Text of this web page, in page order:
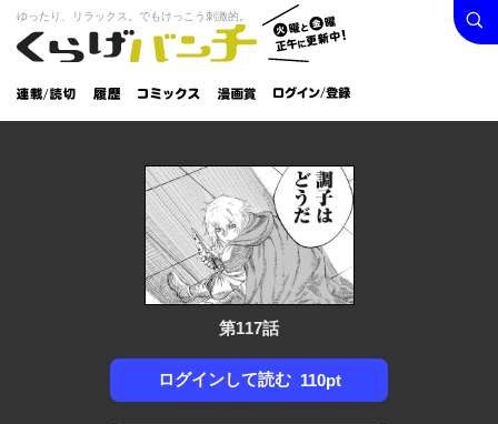
くらげバンチ
火曜と
金曜正
午に更
新中！
ゆったり、リラックス。でもけっこう刺激的。
連載/読
切
履
歴
コミック
漫画
賞
ログイン /
登録
検索
第117話
ログインして読む 110pt